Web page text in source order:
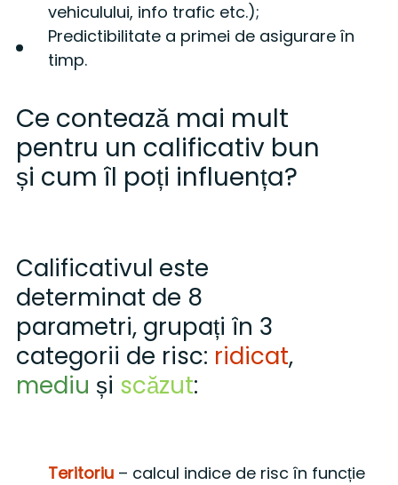
vehiculului, info trafic etc.);
Predictibilitate a primei de asigurare în
timp.
Ce contează mai mult
pentru un calificativ bun
și cum îl poți influența?
Calificativul este
determinat de 8
parametri, grupați în 3
categorii de risc: ridicat,
mediu și scăzut:
Teritoriu– calcul indice de risc în funcție